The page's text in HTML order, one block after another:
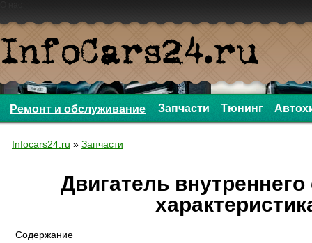
Ремонт и обслуживание Запчасти Тюнинг
Infocars24.ru » Запчасти
Двигатель внутреннего
Содержание